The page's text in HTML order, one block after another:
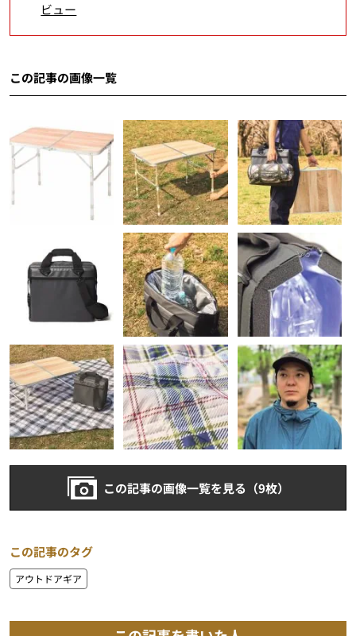
ビュー
この記事の画像一覧
この記事の画像一覧を見る（9枚）
この記事のタグ
アウトドアギア